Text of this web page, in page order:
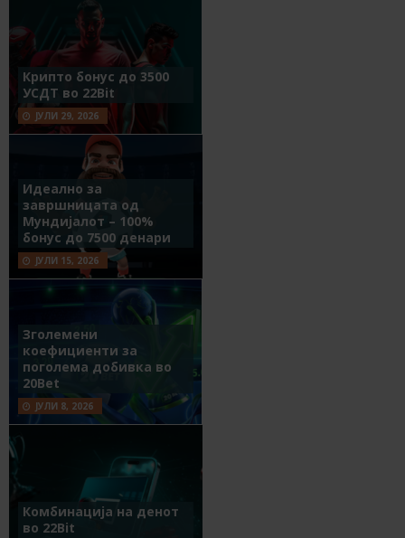
Крипто бонус до 3500
УСДТ во 22Bit
ЈУЛИ 29, 2026
Идеално за
завршницата од
Мундијалот – 100%
бонус до 7500 денари
ЈУЛИ 15, 2026
Зголемени
коефициенти за
поголема добивка во
20Bet
ЈУЛИ 8, 2026
Комбинација на денот
во 22Bit